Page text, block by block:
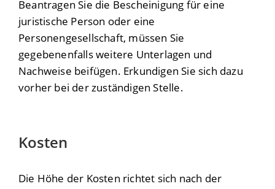
Beantragen Sie die Bescheinigung für eine
juristische Person oder eine
Personengesellschaft, müssen Sie
gegebenenfalls weitere Unterlagen und
Nachweise beifügen. Erkundigen Sie sich dazu
vorher bei der zuständigen Stelle.
Kosten
Die Höhe der Kosten richtet sich nach der